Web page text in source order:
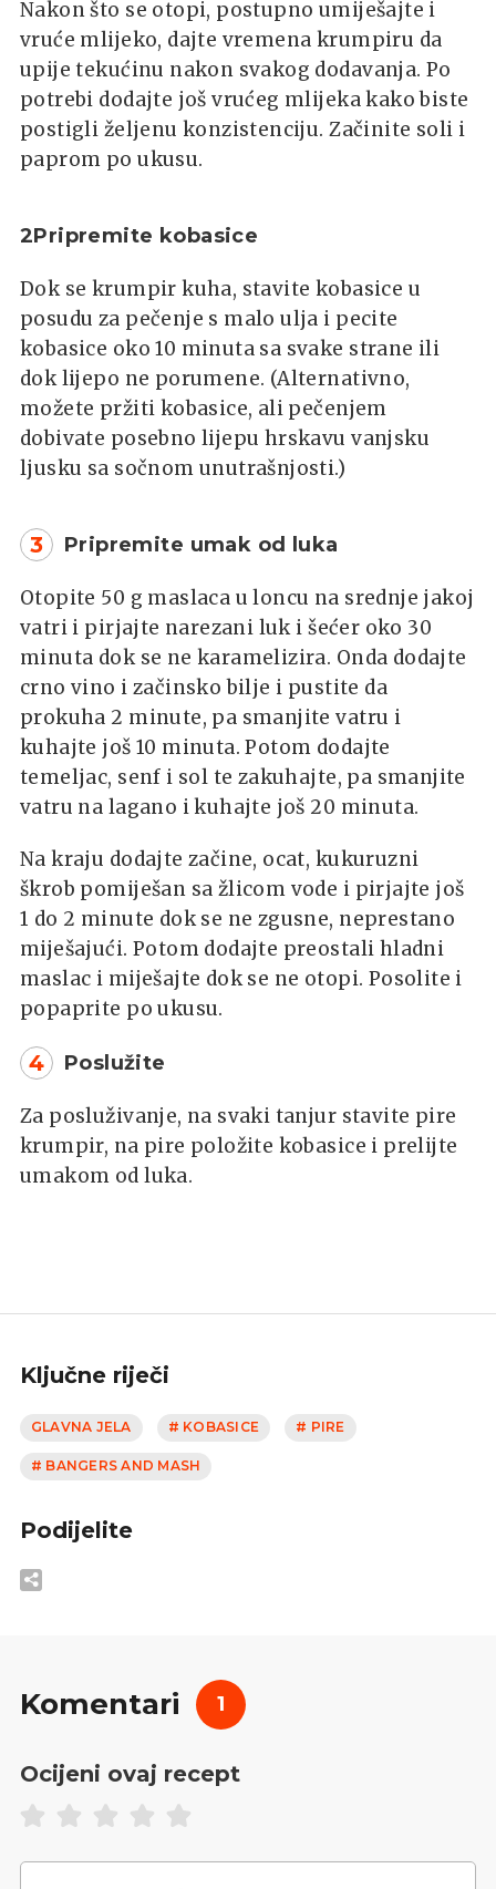
Nakon što se otopi, postupno umiješajte i
vruće mlijeko, dajte vremena krumpiru da
upije tekućinu nakon svakog dodavanja. Po
potrebi dodajte još vrućeg mlijeka kako biste
postigli željenu konzistenciju. Začinite soli i
paprom po ukusu.
2Pripremite kobasice
Dok se krumpir kuha, stavite kobasice u
posudu za pečenje s malo ulja i pecite
kobasice oko 10 minuta sa svake strane ili
dok lijepo ne porumene. (Alternativno,
možete pržiti kobasice, ali pečenjem
dobivate posebno lijepu hrskavu vanjsku
ljusku sa sočnom unutrašnjosti.)
3 Pripremite umak od luka
Otopite 50 g maslaca u loncu na srednje jakoj
vatri i pirjajte narezani luk i šećer oko 30
minuta dok se ne karamelizira. Onda dodajte
crno vino i začinsko bilje i pustite da
prokuha 2 minute, pa smanjite vatru i
kuhajte još 10 minuta. Potom dodajte
temeljac, senf i sol te zakuhajte, pa smanjite
vatru na lagano i kuhajte još 20 minuta.
Na kraju dodajte začine, ocat, kukuruzni
škrob pomiješan sa žlicom vode i pirjajte još
1 do 2 minute dok se ne zgusne, neprestano
miješajući. Potom dodajte preostali hladni
maslac i miješajte dok se ne otopi. Posolite i
popaprite po ukusu.
4 Poslužite
Za posluživanje, na svaki tanjur stavite pire
krumpir, na pire položite kobasice i prelijte
umakom od luka.
Ključne riječi
GLAVNA JELA # KOBASICE # PIRE
# BANGERS AND MASH
Podijelite
Komentari 1
Ocijeni ovaj recept